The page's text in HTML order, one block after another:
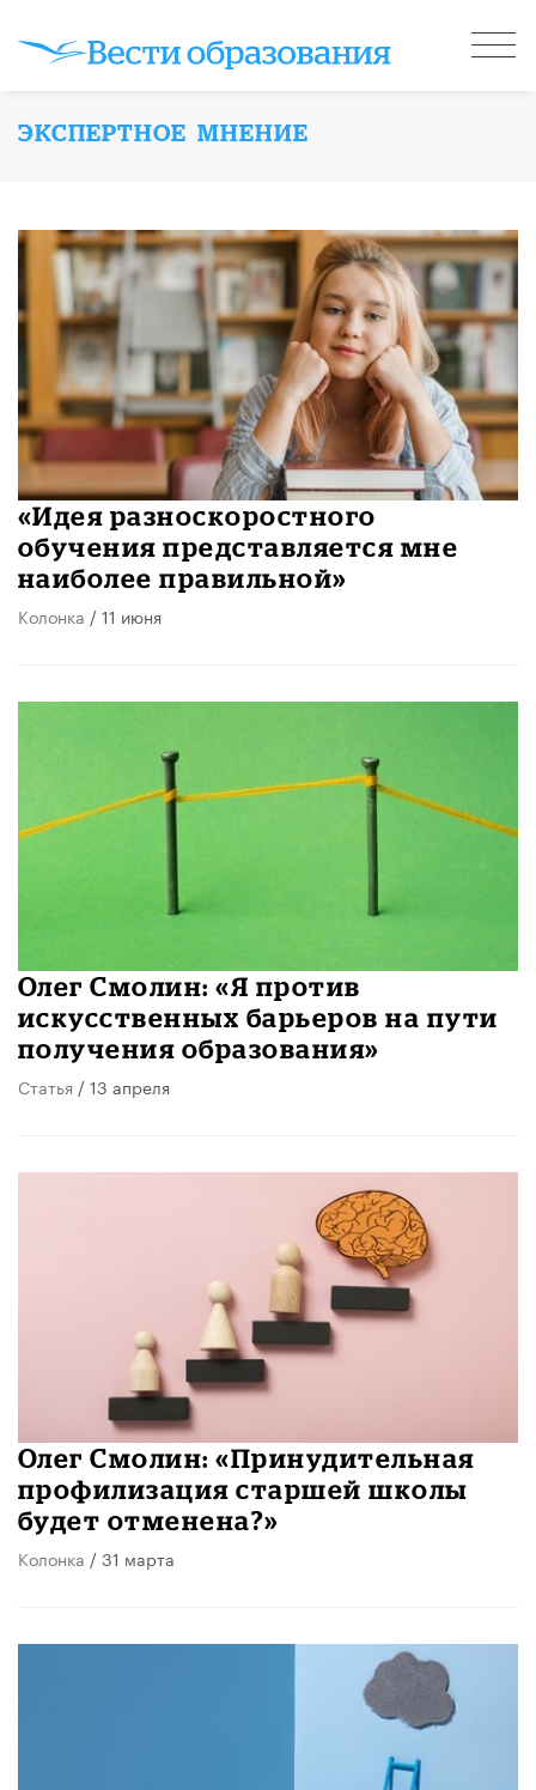
ЭКСПЕРТНОЕ МНЕНИЕ
«Идея разноскоростного
обучения представляется мне
наиболее правильной»
Колонка / 11 июня
Олег Смолин: «Я против
искусственных барьеров на пути
получения образования»
Статья / 13 апреля
​Олег Смолин: «Принудительная
профилизация старшей школы
будет отменена?»
Колонка / 31 марта